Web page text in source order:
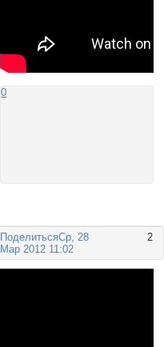
0
Поделиться 2
Ср, 28
Мар 2012 11:02